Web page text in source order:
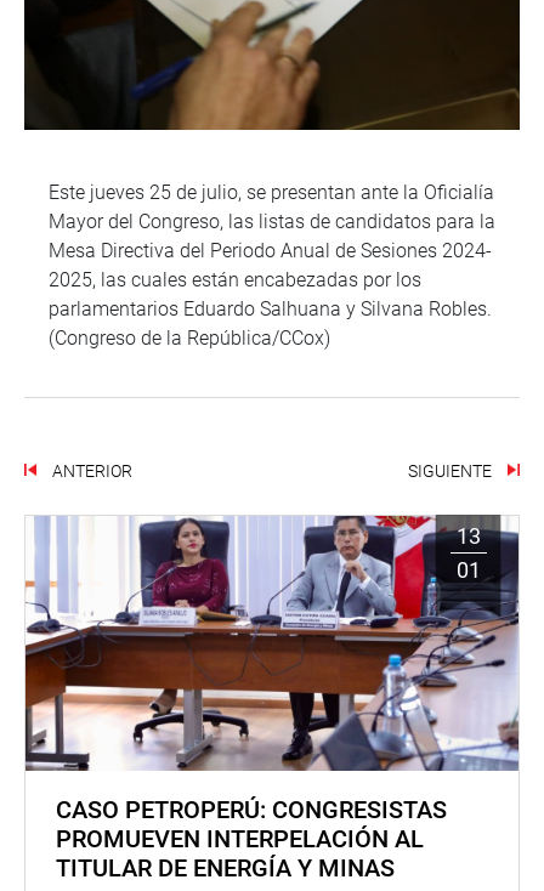
Este jueves 25 de julio, se presentan ante la Oficialía
Mayor del Congreso, las listas de candidatos para la
Mesa Directiva del Periodo Anual de Sesiones 2024-
2025, las cuales están encabezadas por los
parlamentarios Eduardo Salhuana y Silvana Robles.
(Congreso de la República/CCox)
ANTERIOR SIGUIENTE
13
01
CASO PETROPERÚ: CONGRESISTAS
PROMUEVEN INTERPELACIÓN AL
TITULAR DE ENERGÍA Y MINAS